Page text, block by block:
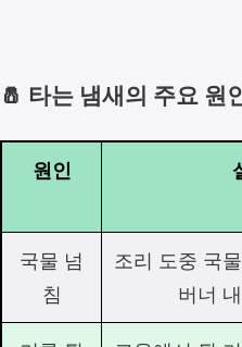
🧂 타는 냄새의 주요 원
원인
국물 넘
침
조리 도중 국
버너